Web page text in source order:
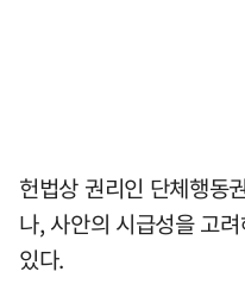
헌법상 권리인 단체행동
나, 사안의 시급성을 고
있다.